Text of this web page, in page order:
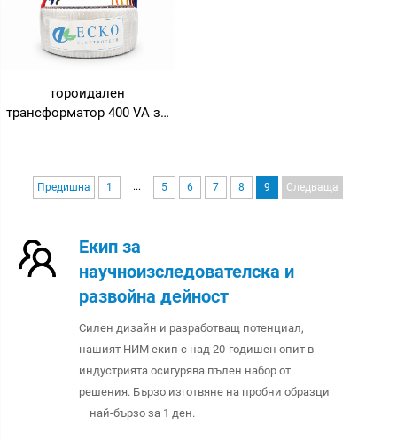
24V/36V/380V изход,
честота 50Hz
тороидален
трансформатор 400 VA за
Предишна 1 ... 5 6 7 8 9 Следваща
Екип за
научноизследователска и
развойна дейност
Силен дизайн и разработващ потенциал,
нашият НИМ екип с над 20-годишен опит в
индустрията осигурява пълен набор от
решения. Бързо изготвяне на пробни образци
– най-бързо за 1 ден.